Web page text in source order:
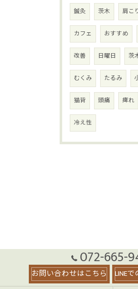
鍼灸 茨木 肩こ
カフェ おすすめ
改善 日曜日 茨
むくみ たるみ
猫背 頭痛 痺れ
冷え性
072-665-
お問い合わせはこちら LINE